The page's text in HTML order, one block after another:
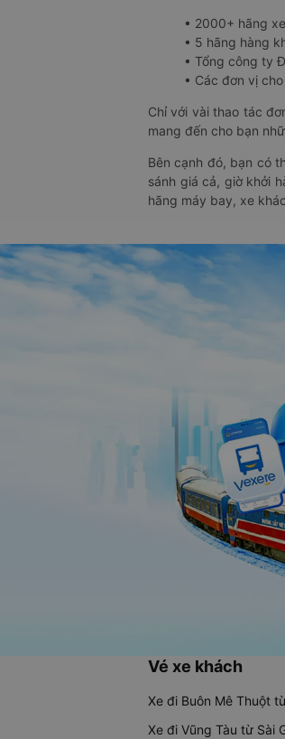
• 2000+ hãng
• 5 hãng hàng
• Tổng công ty
• Các đơn vị
Chỉ với vài thao tác
mang đến cho bạn
Bên cạnh đó, bạn có
sánh giá cả, giờ khởi
hãng máy bay, xe
Vé xe khách
Xe đi Buôn Mê Thuột
Xe đi Vũng Tàu từ Sài